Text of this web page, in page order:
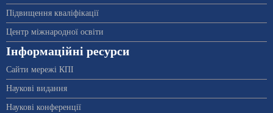
Підвищення кваліфікації
Центр міжнародної освіти
Інформаційні ресурси
Сайти мережі КПІ
Наукові видання
Наукові конференції